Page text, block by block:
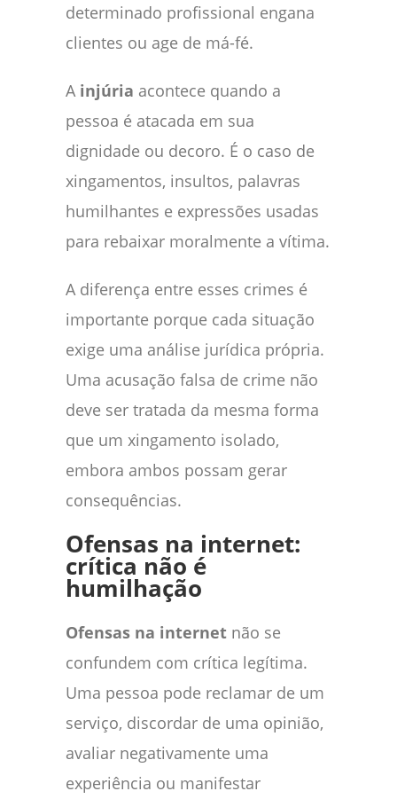
determinado profissional engana
clientes ou age de má-fé.
A injúria acontece quando a
pessoa é atacada em sua
dignidade ou decoro. É o caso de
xingamentos, insultos, palavras
humilhantes e expressões usadas
para rebaixar moralmente a vítima.
A diferença entre esses crimes é
importante porque cada situação
exige uma análise jurídica própria.
Uma acusação falsa de crime não
deve ser tratada da mesma forma
que um xingamento isolado,
embora ambos possam gerar
consequências.
Ofensas na internet:
crítica não é
humilhação
Ofensas na internet não se
confundem com crítica legítima.
Uma pessoa pode reclamar de um
serviço, discordar de uma opinião,
avaliar negativamente uma
experiência ou manifestar